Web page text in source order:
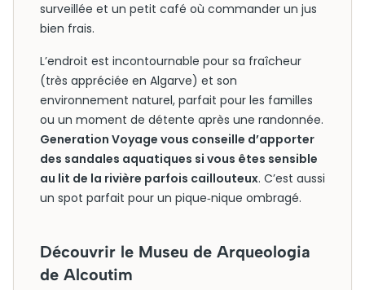
surveillée et un petit café où commander un jus
bien frais.
L’endroit est incontournable pour sa fraîcheur
(très appréciée en Algarve) et son
environnement naturel, parfait pour les familles
ou un moment de détente après une randonnée.
Generation Voyage vous conseille d’apporter
des sandales aquatiques si vous êtes sensible
au lit de la rivière parfois caillouteux. C’est aussi
un spot parfait pour un pique‑nique ombragé.
Découvrir le Museu de Arqueologia
de Alcoutim